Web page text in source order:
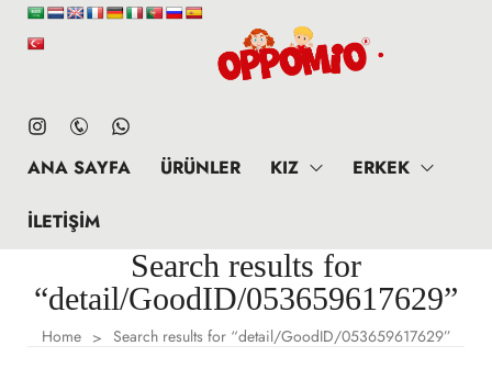
ANA SAYFA ÜRÜNLER KIZ ERKEK
İLETIŞIM
Search results for
“detail/GoodID/053659617629”
Home > Search results for “detail/GoodID/053659617629”